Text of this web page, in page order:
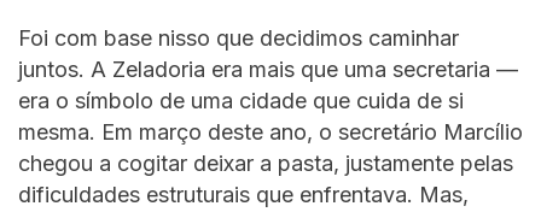
Foi com base nisso que decidimos caminhar
juntos. A Zeladoria era mais que uma secretaria —
era o símbolo de uma cidade que cuida de si
mesma. Em março deste ano, o secretário Marcílio
chegou a cogitar deixar a pasta, justamente pelas
dificuldades estruturais que enfrentava. Mas,